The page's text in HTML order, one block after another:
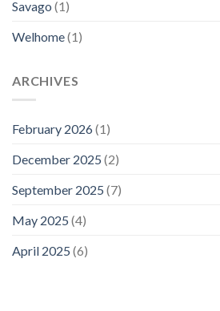
Savago (1)
Welhome(1)
ARCHIVES
February 2026(1)
December 2025 (2)
September 2025 (7)
May 2025 (4)
April 2025 (6)